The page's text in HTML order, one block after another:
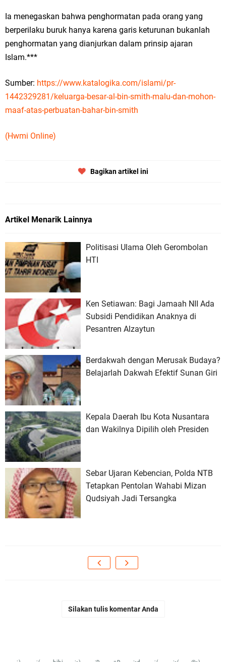
Ia menegaskan bahwa penghormatan pada orang yang
berperilaku buruk hanya karena garis keturunan bukanlah
penghormatan yang dianjurkan dalam prinsip ajaran
Islam.***
Sumber: https://www.katalogika.com/islami/pr-
1442329281/keluarga-besar-al-bin-smith-malu-dan-mohon-
maaf-atas-perbuatan-bahar-bin-smith
(Hwmi Online)
Bagikan artikel ini
Artikel Menarik Lainnya
Politisasi Ulama Oleh Gerombolan
HTI
Ken Setiawan: Bagi Jamaah NII Ada
Subsidi Pendidikan Anaknya di
Pesantren Alzaytun
Berdakwah dengan Merusak Budaya?
Belajarlah Dakwah Efektif Sunan Giri
Kepala Daerah Ibu Kota Nusantara
dan Wakilnya Dipilih oleh Presiden
Sebar Ujaran Kebencian, Polda NTB
Tetapkan Pentolan Wahabi Mizan
Qudsiyah Jadi Tersangka
Silakan tulis komentar Anda